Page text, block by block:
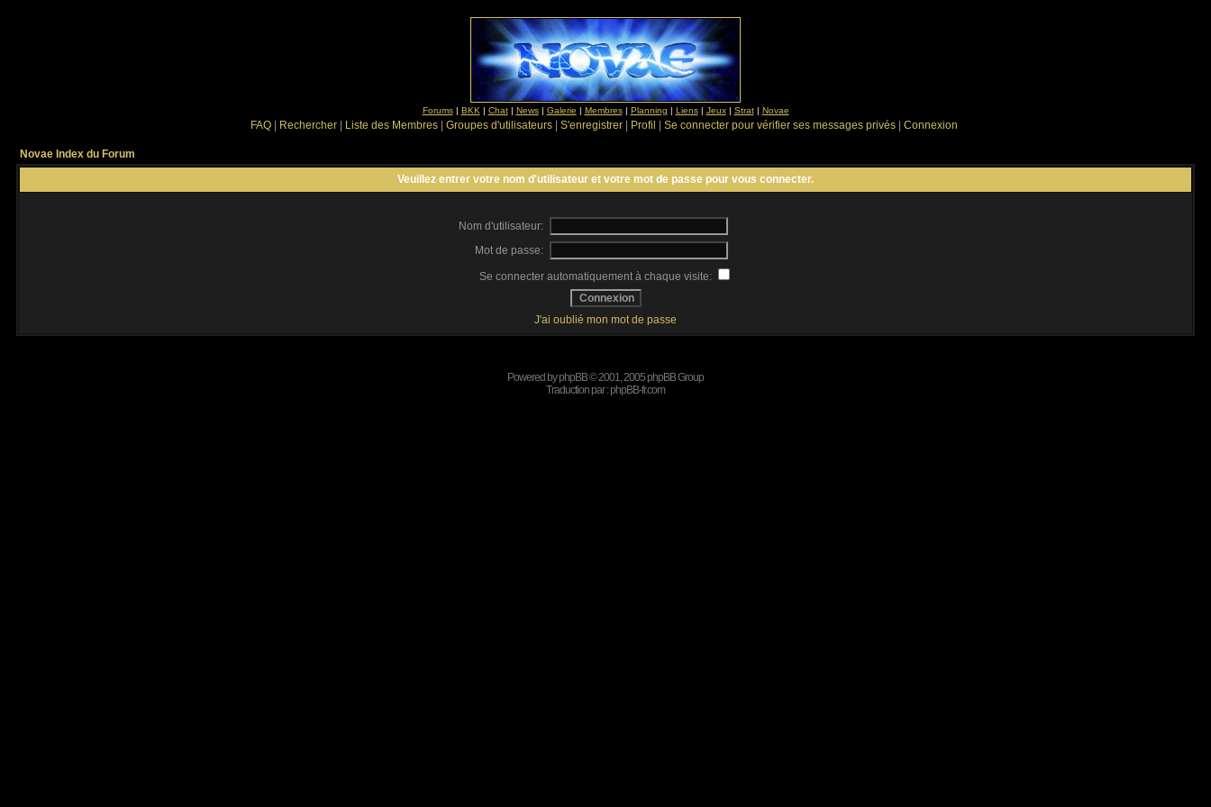
Forums| BKK | Chat| News| Galerie | Membres| Planning | Liens| Jeux| Strat| Novae
FAQ Rechercher Liste des Membres Groupes d'utilisateurs S'enregistrer Profil Se connecter pour vérifier ses messages privés Connexion
Novae Index du Forum
Veuillez entrer votre nom d'utilisateur et votre mot de passe pour vous connecter.
Nom d'utilisateur:
Mot de passe:
Se connecter automatiquement à chaque visite:
J'ai oublié mon mot de passe
Powered byphpBB© 2001, 2005 phpBB Group
Traduction par :phpBB-fr.com